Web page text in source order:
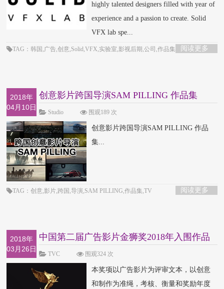
highly talented designers filled with year of
experience and a passion to create. Solid
VFX lab spe...
阅读更多
TAG：韩国,广告,创意,Solid,VFX,实验室,影视后期,公司,作品集
2018年
04月10日
创意影片跨国导演SAM PILLING 作品集
Studio 围观189 次
创意影片跨国导演SAM PILLING 作品
集...
阅读更多
TAG：创意,影片,跨国,导演,SAM PILLING,作品集,TV
2018年
03月26日
中国第二届广告影片金狮奖2018年入围作品
集TVC 围观324 次
本奖项以广告影片为评审文本，以创意
和制作为准绳，考核、衡量和奖励年度